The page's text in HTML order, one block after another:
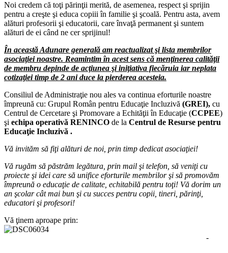
Noi credem că toţi părinţii merită, de asemenea, respect şi sprijin
pentru a creşte şi educa copiii în familie şi şcoală. Pentru asta, avem
alături profesorii şi educatorii, care învaţă permanent şi suntem
alături de ei când ne cer sprijinul!
În această Adunare generală am reactualizat şi lista membrilor
asociaţiei noastre. Reamintim în acest sens că menţinerea calităţii
de membru depinde de acţiunea şi iniţiativa fiecăruia iar neplata
cotizaţiei timp de 2 ani duce la pierderea acesteia.
Consiliul de Administraţie nou ales va continua eforturile noastre
împreună cu: Grupul Român pentru Educaţie Incluzivă (GREI), cu
Centrul de Cercetare şi Promovare a Echităţii în Educaţie (CCPEE)
şi echipa operativă RENINCO de la Centrul de Resurse pentru
Educaţie Incluzivă .
Vă invităm să fiţi alături de noi, prin timp dedicat asociaţiei!
Vă rugăm să păstrăm legătura, prin mail şi telefon, să veniţi cu
proiecte şi idei care să unifice eforturile membrilor şi să promovăm
împreună o educaţie de calitate, echitabilă pentru toţi! Vă dorim un
an şcolar cât mai bun şi cu succes pentru copii, tineri, părinţi,
educatori şi profesori!
Vă ţinem aproape prin:
-